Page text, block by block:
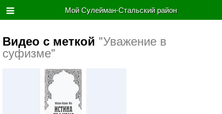
Мой Сулейман-Стальский район
Видео с меткой "Уважение в
суфизме"